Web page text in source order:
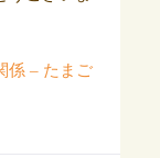
係 – たまご